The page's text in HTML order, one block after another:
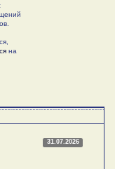
на
31.07.2026